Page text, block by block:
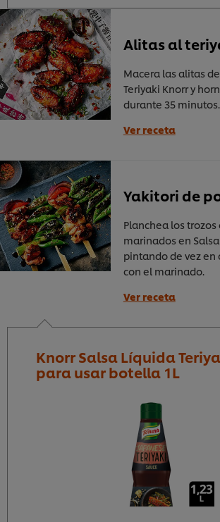
Alitas al
Macera las alitas
Teriyaki Knorr y
durante 35 minutos.
Ver receta
Yakitori de
Planchea los
marinados en
pintando de vez
con el marinado.
Ver receta
Knorr Salsa Líquida
para usar botella 1L